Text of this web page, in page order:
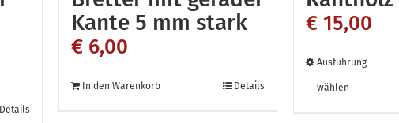
Details
Kante 5 mm stark
€6,00
In den Warenkorb Details
€ 15,00
Ausführung
wählen